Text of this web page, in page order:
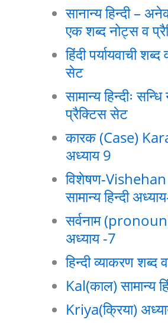
सानान्य हिन्दी –
एक शब्द नोट्स व
हिंदी पर्यायवाची
सेट
सामान्य हिन्दीः
प्रैक्टिस सेट
कारक (Case)
अध्याय 9
विशेषण-
सामान्य हिन्दी
सर्वनाम (pronoun)
अध्याय -7
हिन्दी व्याकरण शब्द
Kal(काल) सामान्य
Kriya(क्रिया)